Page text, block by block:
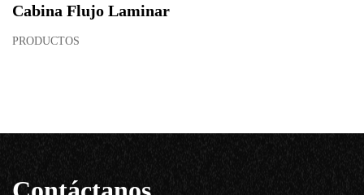
Cabina Flujo Laminar
PRODUCTOS